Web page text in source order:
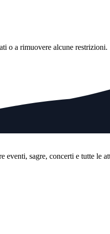
o a rimuovere alcune restrizioni.
eventi, sagre, concerti e tutte le